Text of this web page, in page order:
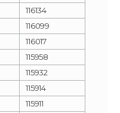
116134
116099
116017
115958
115932
115914
115911